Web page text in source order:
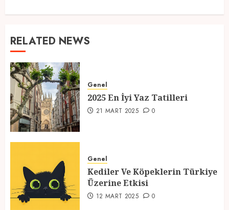
RELATED NEWS
Genel
2025 En İyi Yaz Tatilleri
21 MART 2025 0
Genel
Kediler Ve Köpeklerin Türkiye
Üzerine Etkisi
12 MART 2025 0